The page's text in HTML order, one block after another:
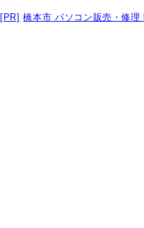
[PR] 橋本市 パソコン販売・修理